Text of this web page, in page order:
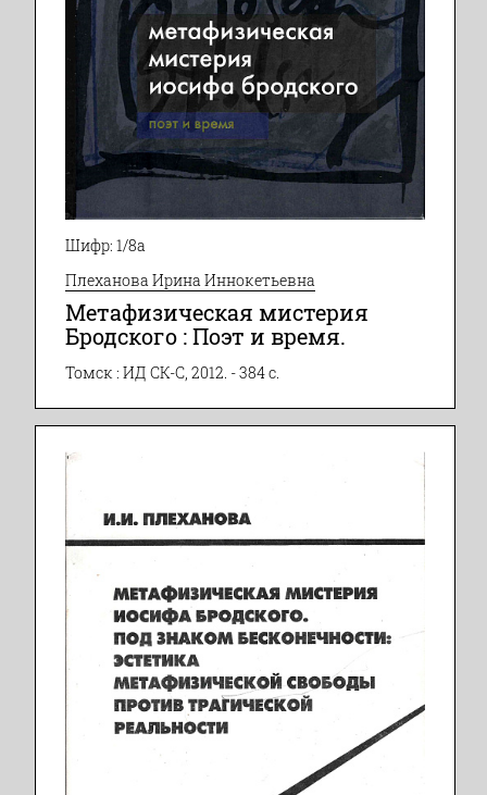
Шифр: 1/8а
Плеханова Ирина Иннокетьевна
Метафизическая мистерия
Бродского : Поэт и время.
Томск : ИД СК-С, 2012. - 384 с.